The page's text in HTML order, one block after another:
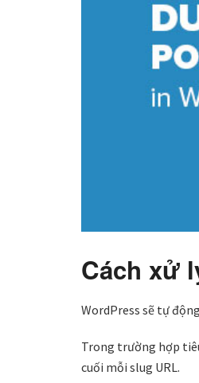
Cách xử
WordPress sẽ tự
Trong trường hợp
cuối mỗi slug URL.